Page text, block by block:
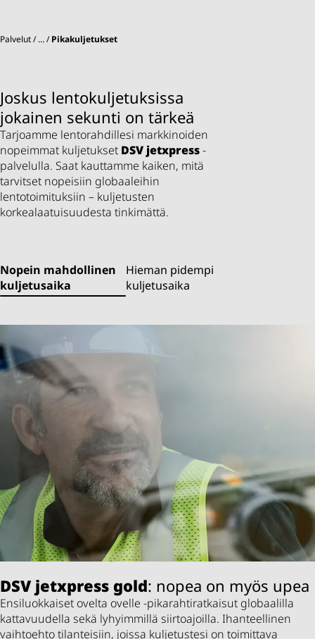
Palvelut … Pikakuljetukset
Joskus lentokuljetuksissa
jokainen sekunti on tärkeä
Tarjoamme lentorahdillesi markkinoiden
nopeimmat kuljetukset DSV jetxpress-
palvelulla. Saat kauttamme kaiken, mitä
tarvitset nopeisiin globaaleihin
lentotoimituksiin – kuljetusten
korkealaatuisuudesta tinkimättä.
Nopein mahdollinen
kuljetusaika
Hieman pidempi
kuljetusaika
DSVjetxpress gold: nopea on myös upea
Ensiluokkaiset ovelta ovelle -pikarahtiratkaisut globaalilla
kattavuudella sekä lyhyimmillä siirtoajoilla. Ihanteellinen
vaihtoehto tilanteisiin, joissa kuljetustesi on toimittava